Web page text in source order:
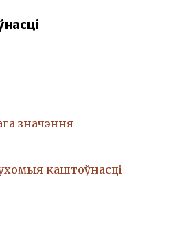
значэння
каштоўнасці